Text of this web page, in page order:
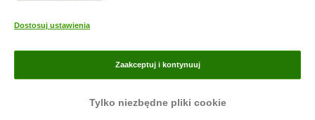
O nas Kariera - Kraków
odstąpienia od umowy
Kontakt Informacje o przesyłce
Metody
Program partnerski
Korzyści
Dostosuj ustawienia
Tylko niezbędne pliki cookie
Zaakceptuj i kontynuuj